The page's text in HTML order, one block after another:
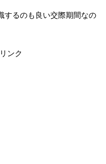
するのも良い交際期間なの
ンク